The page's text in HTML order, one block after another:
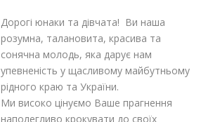
Дорогі юнаки та дівчата! Ви наша
розумна, талановита, красива та
сонячна молодь, яка дарує нам
упевненість у щасливому майбутньому
рідного краю та України.
Ми високо цінуємо Ваше прагнення
наполегливо крокувати до своїх